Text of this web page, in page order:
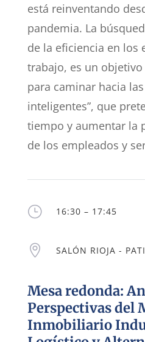
está reinventando
pandemia. La
de la eficiencia en los
trabajo, es un
para caminar hacia
inteligentes”, que
tiempo y aumentar la
de los empleados y
} 16:30 – 17:45
 SALÓN RIOJA -
Mesa redonda:
Perspectivas del
Inmobiliario